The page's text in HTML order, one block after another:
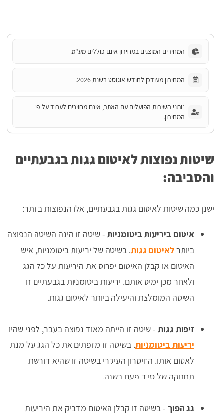
המחירים המוצגים במחירון אינם כוללים מע"מ.
המחירון מעודכן לחודש אוגוסט בשנת 2026.
נותני השירות הפועלים עם האתר, אינם מחויבים לעבוד על פי
המחירון.
שיטות נפוצות לאיטום גגות בגבעתיים
והסביבה:
ישנן כמה שיטות לאיטום גגות בגבעתיים, אלו הנפוצות ביותר:
איטום ביריעות ביטומניות - שיטה זו הינה השיטה הנפוצה
ביותרלאיטום גגות. בשיטה של יריעות ביטומניות, איש
האיטום או קבלן האיטום יפרוס את היריעות על כל הגג
ולאחר מכן ימיס אותם. יריעות ביטומניות בגבעתיים זו
השיטה המומלצת והיעילה ביותר לאיטום גגות.
זיפות גגות - שיטה זו הייתה מאוד נפוצה בעבר, לפני שהיו
יריעות ביטומניות. בשיטה זו מזפתים את כל הגג על מנת
לאטום אותו. החיסרון העיקרי בשיטה זו שהיא דורשת
תחזוקה של סיוד פעם בשנה.
גג הפוך - בשיטה זו קבלן האיטום מדביק את היריעות